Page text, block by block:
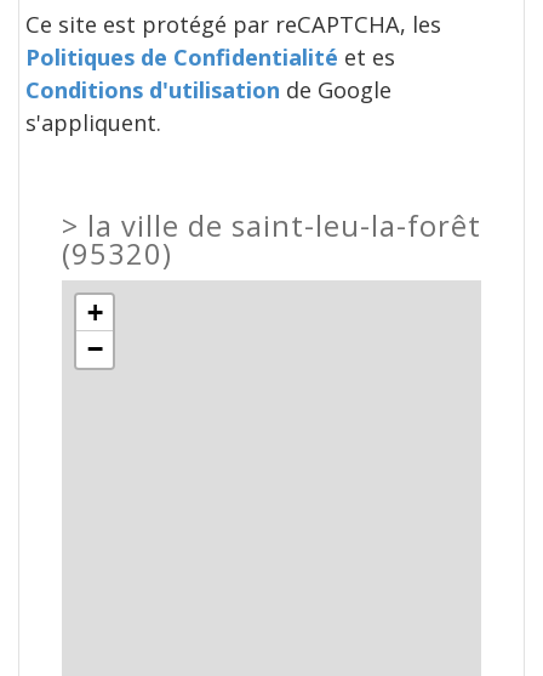
Ce site est protégé par reCAPTCHA, les
Politiques de Confidentialité et es
Conditions d'utilisation de Google
s'appliquent.
> la ville de saint-leu-la-forêt
(95320)
+
−